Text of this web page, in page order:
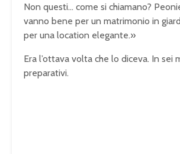
Non questi… come si chiamano?
vanno bene per un matrimonio in
per una location elegante.»
Era l’ottava volta che lo diceva. In sei
preparativi.